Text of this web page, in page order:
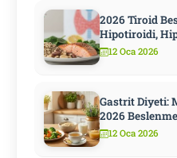
2026 Tiroid
Hipotiroidi,
İçin Kapsamlı
12 Oca 2026
Gastrit Diyeti:
2026
12 Oca 2026